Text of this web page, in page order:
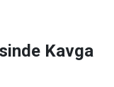
Kavga